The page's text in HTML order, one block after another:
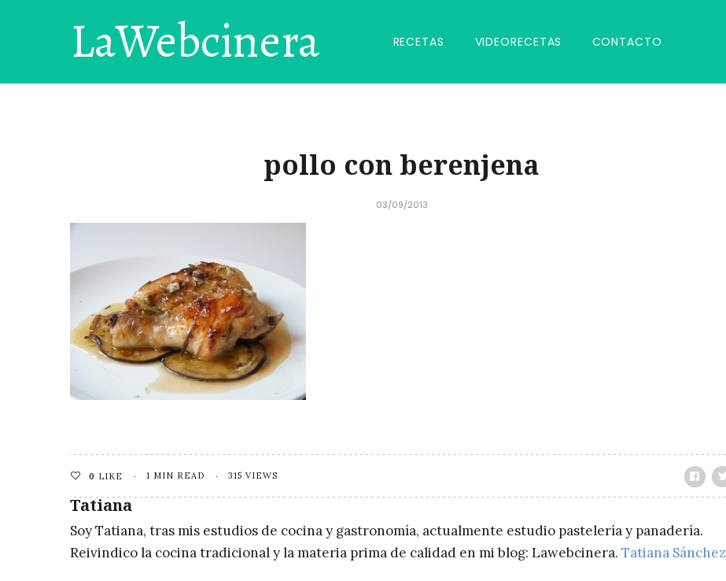
LaWebcinera RECETAS VIDEORECETAS CONTACTO
pollo con berenjena
03/09/2013
0 LIKE 1 MIN READ 315 VIEWS
Tatiana
Soy Tatiana, tras mis estudios de cocina y gastronomía, actualmente estudio pastelería y panadería.
Reivindico la cocina tradicional y la materia prima de calidad en mi blog: Lawebcinera. Tatiana Sánchez